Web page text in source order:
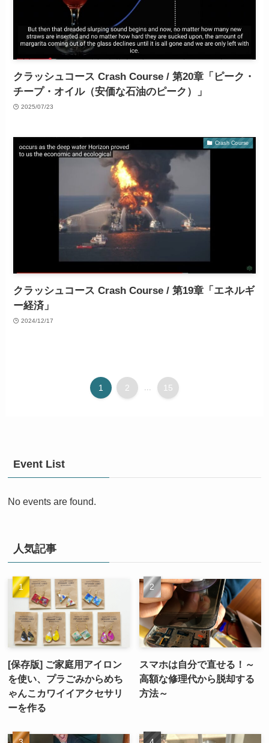
クラッシュコース Crash Course / 第20章「ピーク・
チープ・オイル（安価な石油のピーク）」
2025/07/23
Crash Course
クラッシュコース Crash Course / 第19章「エネルギ
ー経済」
2024/12/17
1 2 ... 15
Event List
No events are found.
人気記事
[保存版] ご家庭用アイロン
を使い、プラごみからめち
ゃんこカワイイアクセサリ
ーを作る
スマホは自分で直せる！～
高額な修理代から脱却する
方法～